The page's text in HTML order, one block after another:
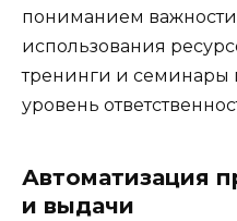
пониманием
использования
тренинги и семинары
уровень
Автоматизация
и выдачи